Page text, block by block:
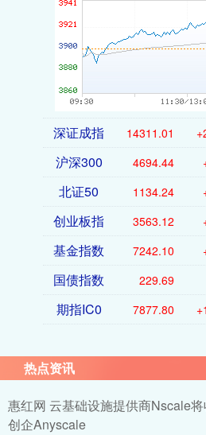
深证成指 14311.01
沪深300 4694.44
北证50 1134.24
创业板指 3563.12
基金指数 7242.10
国债指数 229.69
期指IC0 7877.80
热点资讯
惠红网 云基础设施提供商Nscale
创企Anyscale